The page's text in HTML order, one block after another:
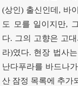
(상인) 출신인데 , 바
도 모를 일이지만,
다. 그의 고향은 고
라)였다. 현장 법사
난다푸라를 바드나
산 잠정 목록에 추가